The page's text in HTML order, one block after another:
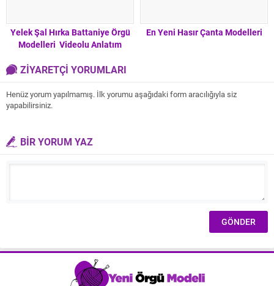
Yelek Şal Hırka Battaniye Örgü
Modelleri Videolu Anlatım
En Yeni Hasır Çanta Modelleri
ZİYARETÇİ YORUMLARI
Henüz yorum yapılmamış. İlk yorumu aşağıdaki form aracılığıyla siz
yapabilirsiniz.
BİR YORUM YAZ